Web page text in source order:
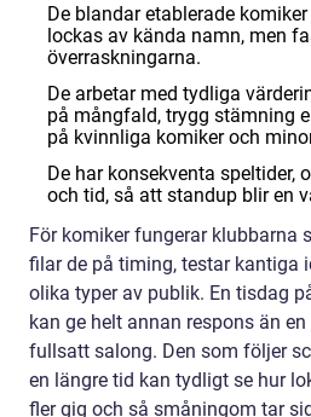
De blandar etablerade
lockas av kända namn, men
överraskningarna.
De arbetar med tydliga
på mångfald, trygg stämning
på kvinnliga komiker och
De har konsekventa speltider,
och tid, så att standup blir en
För komiker fungerar klubbarna
filar de på timing, testar kantiga
olika typer av publik. En tisdag
kan ge helt annan respons än
fullsatt salong. Den som följer
en längre tid kan tydligt se hur
fler gig och så småningom tar